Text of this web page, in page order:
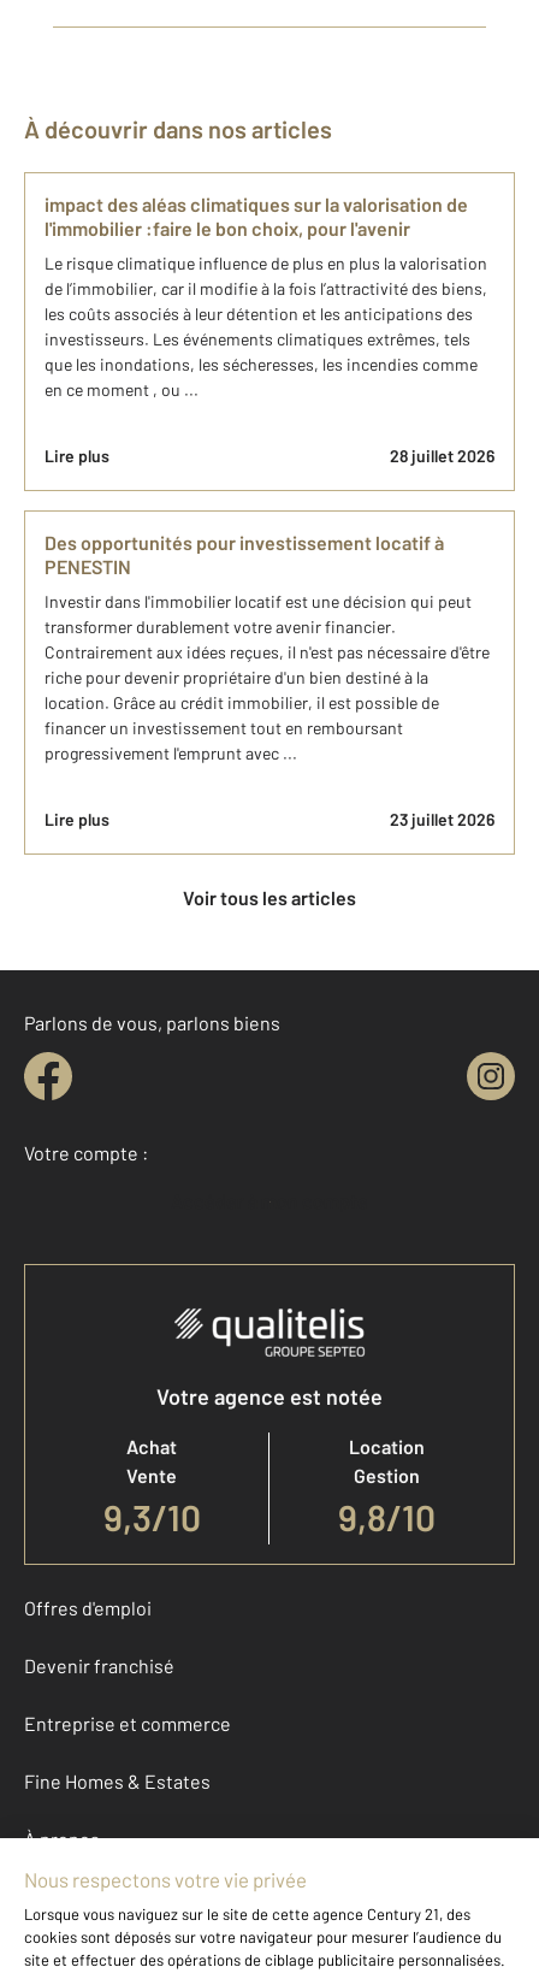
À découvrir dans nos articles
impact des aléas climatiques sur la valorisation de
l'immobilier :faire le bon choix, pour l'avenir
Le risque climatique influence de plus en plus la valorisation
de l’immobilier, car il modifie à la fois l’attractivité des biens,
les coûts associés à leur détention et les anticipations des
investisseurs. Les événements climatiques extrêmes, tels
que les inondations, les sécheresses, les incendies comme
en ce moment , ou ...
Lire plus 28 juillet 2026
Des opportunités pour investissement locatif à
PENESTIN
Investir dans l'immobilier locatif est une décision qui peut
transformer durablement votre avenir financier.
Contrairement aux idées reçues, il n'est pas nécessaire d'être
riche pour devenir propriétaire d'un bien destiné à la
location. Grâce au crédit immobilier, il est possible de
financer un investissement tout en remboursant
progressivement l'emprunt avec ...
Lire plus 23 juillet 2026
Voir tous les articles
Parlons de vous, parlons biens
Votre compte :
Accéder à mon compte
Votre agence est notée
Achat
Vente
9,3/10
Location
Gestion
9,8/10
Offres d'emploi
Devenir franchisé
Entreprise et commerce
Fine Homes & Estates
À propos
International
Nous contacter